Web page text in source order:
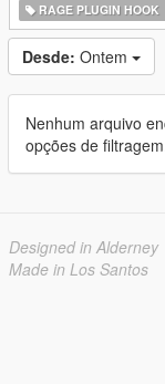
RAGE PLUGIN HOOK
Desde: Ontem
Nenhum arquivo
opções de
Designed in Alderney
Made in Los Santos